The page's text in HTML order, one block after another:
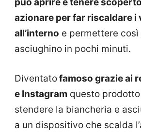
può aprire e tenere scoperto
azionare per far riscaldare i
all’interno e permettere così
asciughino in pochi minuti.
Diventatofamoso grazie ai
e Instagram questo
stendere la biancheria e
a un dispositivo che scalda